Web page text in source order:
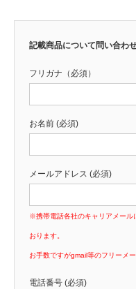
記載商品について問い合わ
フリガナ（必須）
お名前 (必須)
メールアドレス (必須)
※携帯電話各社のキャリアメール
おります。
お手数ですがgmail等のフリーメ
電話番号 (必須)